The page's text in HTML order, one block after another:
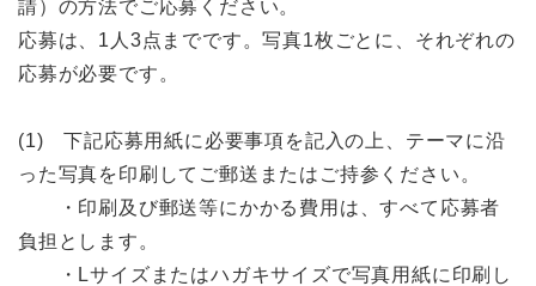
請）の方法でご応募ください。
応募は、1人3点までです。写真1枚ごとに、それぞれの
応募が必要です。
(1) 下記応募用紙に必要事項を記入の上、テーマに沿
った写真を印刷してご郵送またはご持参ください。
・印刷及び郵送等にかかる費用は、すべて応募者
負担とします。
・Lサイズまたはハガキサイズで写真用紙に印刷し